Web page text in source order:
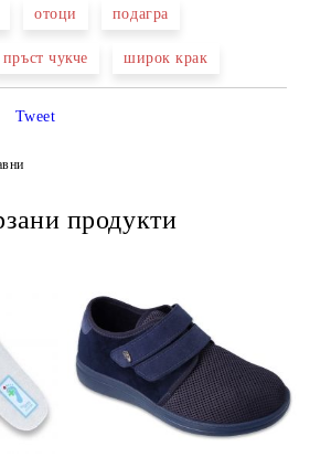
отоци подагра
пръст чукче широк крак
Tweet
продукти